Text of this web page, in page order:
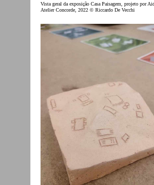
Vista geral da exposição Casa Paisagem, projeto por
Atelier Concorde, 2022 © Riccardo De Vecchi